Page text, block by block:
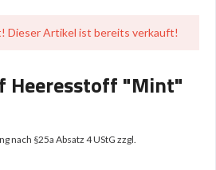
Dieser Artikel ist bereits verkauft!
Heeresstoff "Mint"
nach §25a Absatz 4 UStG zzgl.